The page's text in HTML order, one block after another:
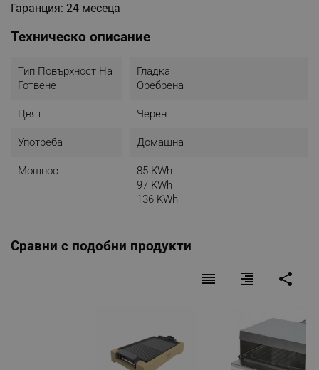
Гаранция: 24 месеца
Техническо описание
Тип Повърхност На
Готвене
Гладка
Оребрена
Цвят Черен
Употреба Домашна
Мощност
85 KWh
97 KWh
136 KWh
Сравни с подобни продукти
reorder format_align_right share